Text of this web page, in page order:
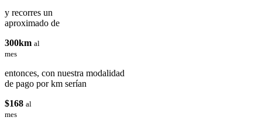
y recorres un
aproximado de
300km al
mes
entonces, con nuestra modalidad
de pago por km serían
$168 al
mes